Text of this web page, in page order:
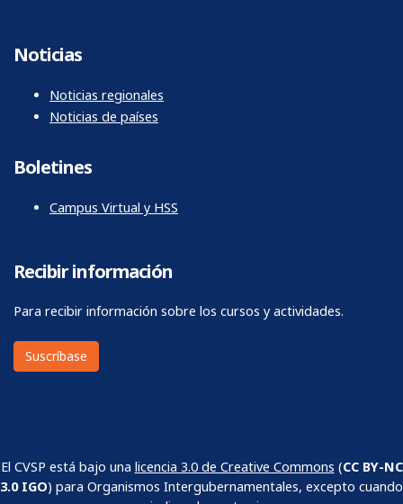
Noticias
Noticias regionales
Noticias de países
Boletines
Campus Virtual y HSS
Recibir información
Para recibir información sobre los cursos y actividades.
Suscríbase
El CVSP está bajo una licencia 3.0 de Creative Commons (CC BY-NC
3.0 IGO) para Organismos Intergubernamentales, excepto cuando